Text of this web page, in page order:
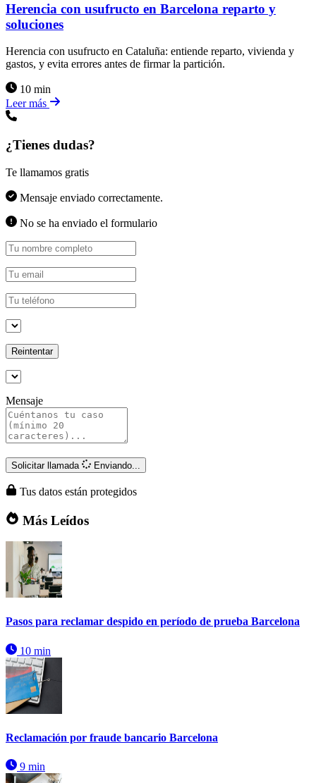
Herencia con usufructo en Barcelona reparto y
soluciones
Herencia con usufructo en Cataluña: entiende reparto, vivienda y
gastos, y evita errores antes de firmar la partición.
10 min
Leer más
¿Tienes dudas?
Te llamamos gratis
Mensaje enviado correctamente.
No se ha enviado el formulario
Reintentar
Mensaje
Solicitar llamada Enviando...
Tus datos están protegidos
Más Leídos
Pasos para reclamar despido en período de prueba Barcelona
10 min
Reclamación por fraude bancario Barcelona
9 min